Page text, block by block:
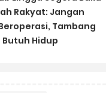
Rakyat: Jangan
Tambang
Hidup